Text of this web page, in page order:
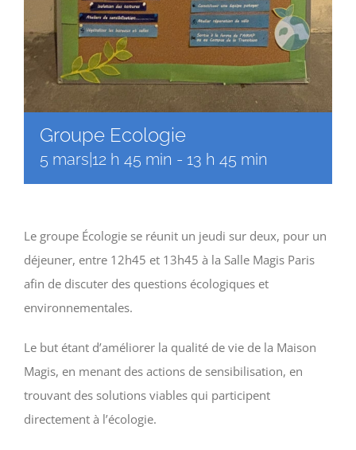
Groupe Ecologie
5 mars|12 h 45 min - 13 h 45 min
Le groupe Écologie se réunit un jeudi sur deux, pour un
déjeuner, entre 12h45 et 13h45 à la Salle Magis Paris
afin de discuter des questions écologiques et
environnementales.
Le but étant d’améliorer la qualité de vie de la Maison
Magis, en menant des actions de sensibilisation, en
trouvant des solutions viables qui participent
directement à l’écologie.